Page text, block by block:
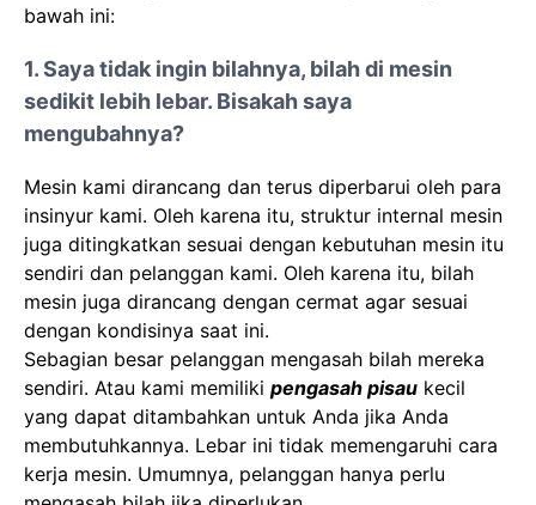
bawah ini:
1. Saya tidak ingin bilahnya, bilah di mesin
sedikit lebih lebar. Bisakah saya
mengubahnya?
Mesin kami dirancang dan terus diperbarui oleh para
insinyur kami. Oleh karena itu, struktur internal mesin
juga ditingkatkan sesuai dengan kebutuhan mesin itu
sendiri dan pelanggan kami. Oleh karena itu, bilah
mesin juga dirancang dengan cermat agar sesuai
dengan kondisinya saat ini.
Sebagian besar pelanggan mengasah bilah mereka
sendiri. Atau kami memiliki pengasah pisau kecil
yang dapat ditambahkan untuk Anda jika Anda
membutuhkannya. Lebar ini tidak memengaruhi cara
kerja mesin. Umumnya, pelanggan hanya perlu